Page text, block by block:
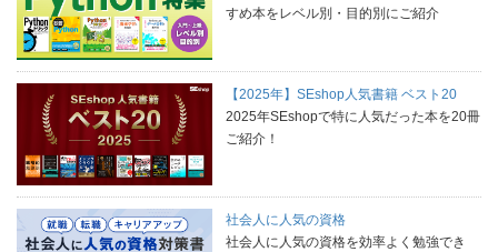
すめ本をレベル別・目的別にご紹介
【2025年】SEshop人気書籍 ベスト20
2025年SEshopで特に人気だった本を20冊
ご紹介！
社会人に人気の資格
社会人に人気の資格を効率よく勉強でき